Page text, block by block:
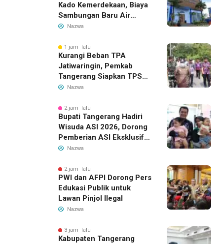
Kado Kemerdekaan, Biaya
Sambungan Baru Air
Bersih Dipangkas Jadi
Nazwa
1 jam lalu
Kurangi Beban TPA
Jatiwaringin, Pemkab
Tangerang Siapkan TPS3R
Baru di Tigaraksa
Nazwa
2 jam lalu
Bupati Tangerang Hadiri
Wisuda ASI 2026, Dorong
Pemberian ASI Eksklusif
untuk Wujudkan Generasi
Nazwa
2 jam lalu
PWI dan AFPI Dorong Pers
Edukasi Publik untuk
Lawan Pinjol Ilegal
Nazwa
3 jam lalu
Kabupaten Tangerang